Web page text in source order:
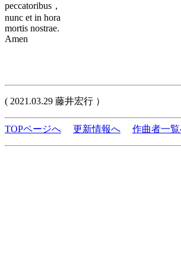
peccatoribus，
nunc et in hora
mortis nostrae.
Amen
( 2021.03.29 藤井宏行 ）
TOPページへ 更新情報へ 作曲者一